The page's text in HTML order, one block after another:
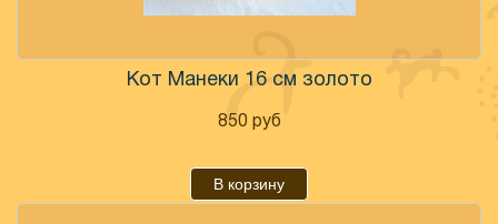
Кот Манеки 16 см золото
850 руб
В корзину